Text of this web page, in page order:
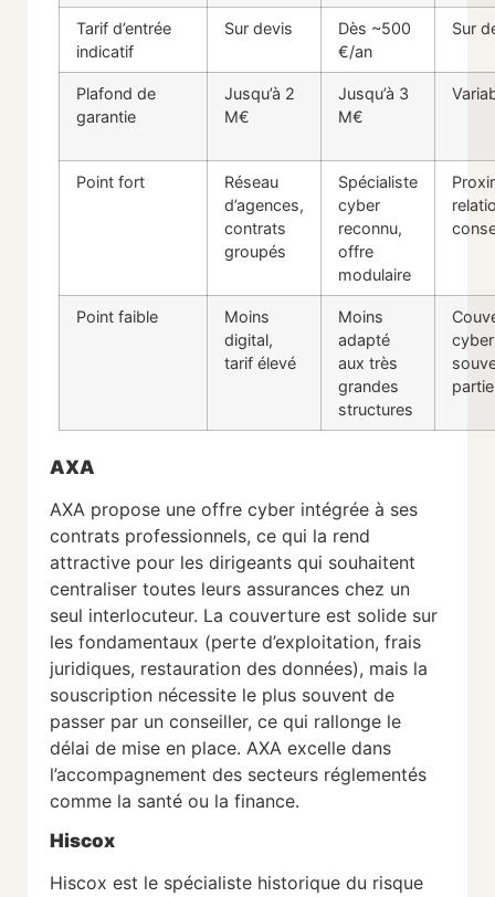
Tarif d’entrée
indicatif
Sur devis
Dès ~500
€/an
Sur
Plafond de
garantie
Jusqu’à 2
M€
Jusqu’à 3
M€
Point fort
Réseau
d’agences,
contrats
groupés
Spécialiste
cyber
reconnu,
offre
modulaire
Point faible
Moins
digital,
tarif élevé
Moins
adapté
aux très
grandes
structures
cyber
AXA
AXA propose une offre cyber intégrée à ses
contrats professionnels, ce qui la rend
attractive pour les dirigeants qui souhaitent
centraliser toutes leurs assurances chez un
seul interlocuteur. La couverture est solide sur
les fondamentaux (perte d’exploitation, frais
juridiques, restauration des données), mais la
souscription nécessite le plus souvent de
passer par un conseiller, ce qui rallonge le
délai de mise en place. AXA excelle dans
l’accompagnement des secteurs réglementés
comme la santé ou la finance.
Hiscox
Hiscox est le spécialiste historique du risque